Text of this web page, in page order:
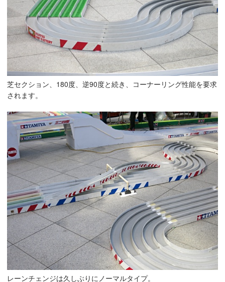
芝セクション、180度、逆90度と続き、コーナーリング性能を要求
されます。
レーンチェンジは久しぶりにノーマルタイプ。